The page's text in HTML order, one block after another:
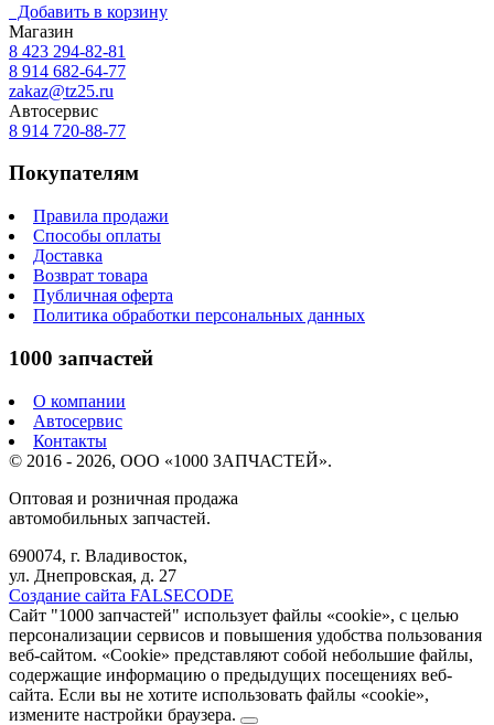
Добавить в корзину
Магазин
8 423 294-82-81
8 914 682-64-77
zakaz@tz25.ru
Автосервис
8 914 720-88-77
Покупателям
Правила продажи
Способы оплаты
Доставка
Возврат товара
Публичная оферта
Политика обработки персональных данных
1000 запчастей
О компании
Автосервис
Контакты
© 2016 - 2026, ООО «1000 ЗАПЧАСТЕЙ».
Оптовая и розничная продажа
автомобильных запчастей.
690074, г. Владивосток,
ул. Днепровская, д. 27
Создание сайта FALSECODE
Сайт "1000 запчастей" использует файлы «cookie», с целью
персонализации сервисов и повышения удобства пользования
веб-сайтом. «Cookie» представляют собой небольшие файлы,
содержащие информацию о предыдущих посещениях веб-
сайта. Если вы не хотите использовать файлы «cookie»,
измените настройки браузера.